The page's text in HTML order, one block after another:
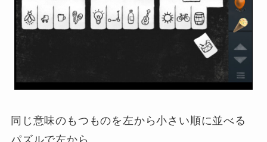
同じ意味のもつものを左から小さい順に並べる